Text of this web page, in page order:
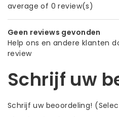
average of 0 review(s)
Geen reviews gevonden
Help ons en andere klanten
review
Schrijf uw
Schrijf uw beoordeling!